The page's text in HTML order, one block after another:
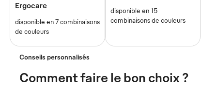
Ergocare
disponible en 7 combinaisons
de couleurs
disponible en 15
combinaisons de couleurs
Conseils personnalisés
Comment faire le bon choix ?